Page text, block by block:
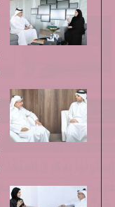
و
ك